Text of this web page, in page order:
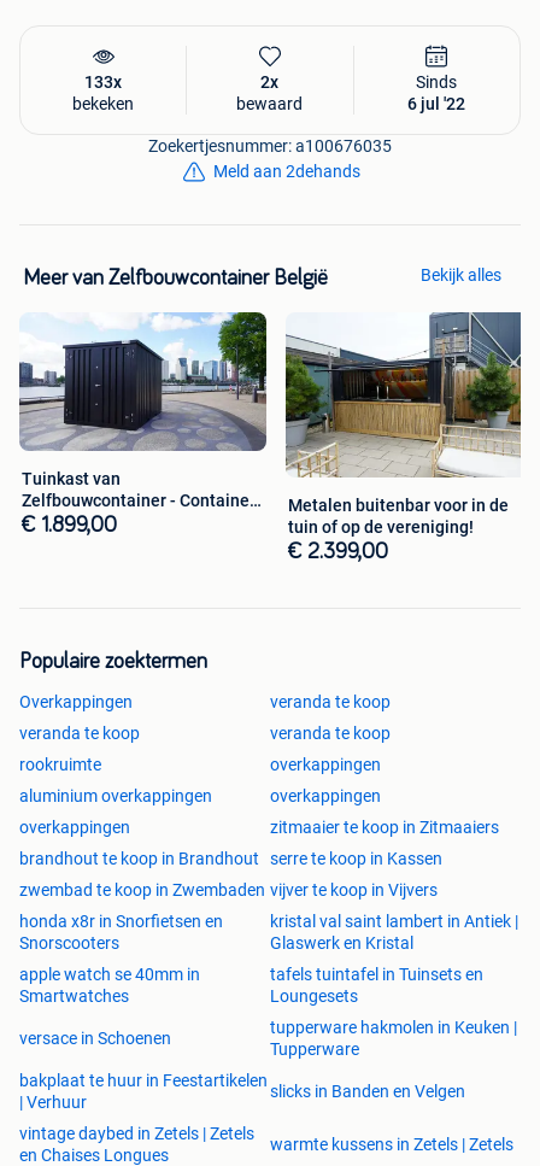
of vul het contactformulier in. Wij helpen je graag in de
zoektocht naar jouw ideale oplossing!
133x
bekeken
2x
bewaard
Sinds
6 jul '22
Zoekertjesnummer: a100676035
Meld aan 2dehands
Meer van Zelfbouwcontainer België Bekijk alles
Tuinkast van
Zelfbouwcontainer - Container
tuinhuis - OP=OP!
€ 1.899,00
Metalen buitenbar voor in de
tuin of op de vereniging!
€ 2.399,00
Populaire zoektermen
Overkappingen
veranda te koop
veranda te koop
veranda te koop
rookruimte
overkappingen
aluminium overkappingen
overkappingen
overkappingen
zitmaaier te koop in Zitmaaiers
brandhout te koop in Brandhout
serre te koop in Kassen
zwembad te koop in Zwembaden vijver te koop in Vijvers
honda x8r in Snorfietsen en
Snorscooters
kristal val saint lambert in Antiek |
Glaswerk en Kristal
apple watch se 40mm in
Smartwatches
tafels tuintafel in Tuinsets en
Loungesets
versace in Schoenen
tupperware hakmolen in Keuken |
Tupperware
bakplaat te huur in Feestartikelen
| Verhuur
slicks in Banden en Velgen
vintage daybed in Zetels | Zetels
en Chaises Longues
warmte kussens in Zetels | Zetels